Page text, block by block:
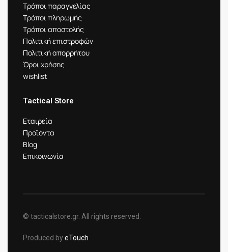
Τρόποι παραγγελίας
Τρόποι πληρωμής
Τρόποι αποστολής
Πολιτική επιστροφών
Πολιτική απορρήτου
Όροι χρήσης
wishlist
Tactical Store
Εταιρεία
Προϊόντα
Blog
Επικοινωνία
© tacticalstore.gr. All rights reserved.
Produced byeTouch